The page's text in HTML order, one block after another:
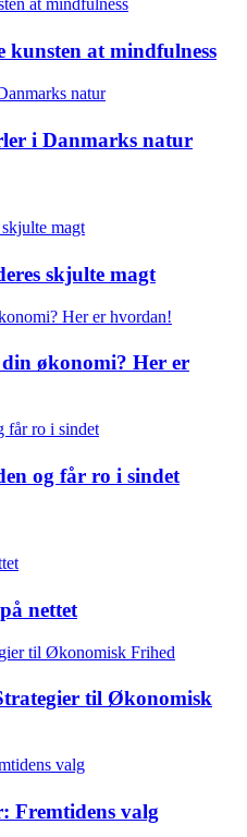
kunsten at mindfulness
i Danmarks natur
skjulte magt
økonomi? Her er
og får ro i sindet
nettet
til Økonomisk
Fremtidens valg